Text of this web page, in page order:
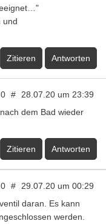
und
Zitieren Antworten
0 # 28.07.20 um 23:39
dem Bad wieder
Zitieren Antworten
0 # 29.07.20 um 00:29
daran. Es kann
werden.